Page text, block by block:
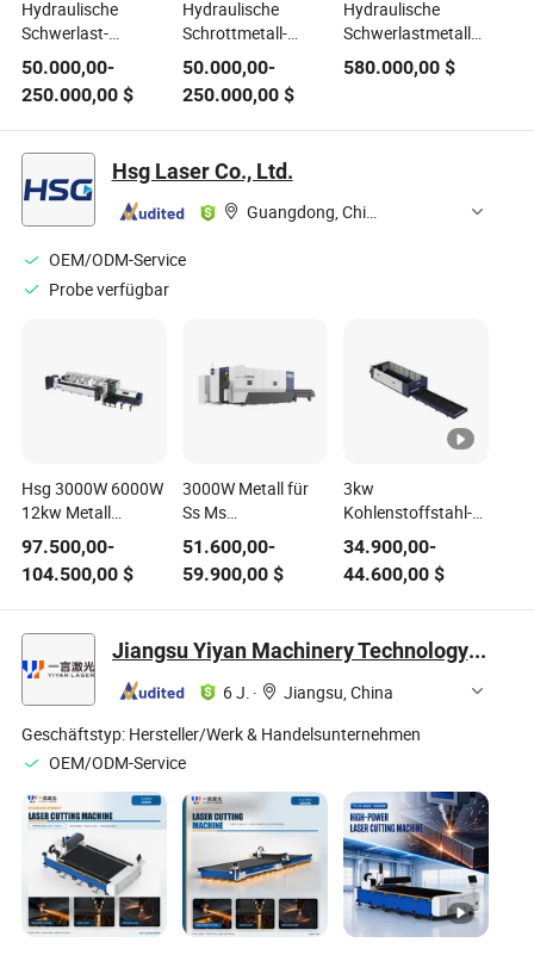
Hydraulische
Schwerlast-
Schrottmetall-
Gilotine-Gantry-
Schere Stahl-
Schneid-Recycling-
Schneidemaschine
50.000,00-
250.000,00 $
Hydraulische
Schrottmetall-
Gantry-
Schneidemaschine
50.000,00-
250.000,00$
Hydraulische
und Schermaschine
mit mehreren
Portalkonstruktion
580.000,00$
Hsg Laser Co., Ltd.
Guangdong, China
OEM/ODM-Service
Probe verfügbar
Hsg 3000W 6000W
12kw Metall
Edelstahl
Kohlenstoffstahl
Rohr
Laserschneiden
Metallverarbeitung
Rohr
Faserlaserschneidemaschine
97.500,00-
104.500,00 $
3000W Metall für
Ss Ms
Aluminiumblech
CNC Faserlaser-
Schneidemaschine
51.600,00-
59.900,00$
3kw
Kohlenstoffstahl-
Metallblech CNC-
Faserlaser-
Schneidemaschine
34.900,00-
44.600,00$
Jiangsu Yiyan Machinery Technology Co., Ltd.
6 J. ·
Jiangsu, China
Geschäftstyp: Hersteller/Werk & Handelsunternehmen
OEM/ODM-Service